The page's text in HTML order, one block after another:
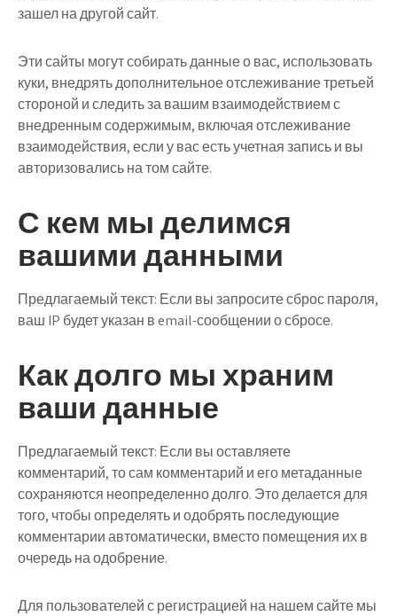
зашел на другой сайт.
Эти сайты могут собирать данные о вас, использовать
куки, внедрять дополнительное отслеживание третьей
стороной и следить за вашим взаимодействием с
внедренным содержимым, включая отслеживание
взаимодействия, если у вас есть учетная запись и вы
авторизовались на том сайте.
С кем мы делимся
вашими данными
Предлагаемый текст: Если вы запросите сброс пароля,
ваш IP будет указан в email-сообщении о сбросе.
Как долго мы храним
ваши данные
Предлагаемый текст: Если вы оставляете
комментарий, то сам комментарий и его метаданные
сохраняются неопределенно долго. Это делается для
того, чтобы определять и одобрять последующие
комментарии автоматически, вместо помещения их в
очередь на одобрение.
Для пользователей с регистрацией на нашем сайте мы